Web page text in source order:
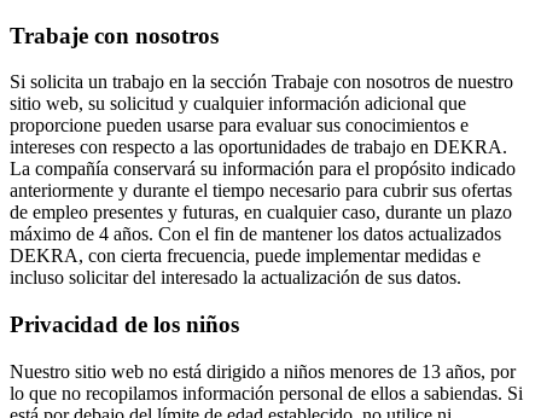
Trabaje con nosotros
Si solicita un trabajo en la sección Trabaje con nosotros de nuestro
sitio web, su solicitud y cualquier información adicional que
proporcione pueden usarse para evaluar sus conocimientos e
intereses con respecto a las oportunidades de trabajo en DEKRA.
La compañía conservará su información para el propósito indicado
anteriormente y durante el tiempo necesario para cubrir sus ofertas
de empleo presentes y futuras, en cualquier caso, durante un plazo
máximo de 4 años. Con el fin de mantener los datos actualizados
DEKRA, con cierta frecuencia, puede implementar medidas e
incluso solicitar del interesado la actualización de sus datos.
Privacidad de los niños
Nuestro sitio web no está dirigido a niños menores de 13 años, por
lo que no recopilamos información personal de ellos a sabiendas. Si